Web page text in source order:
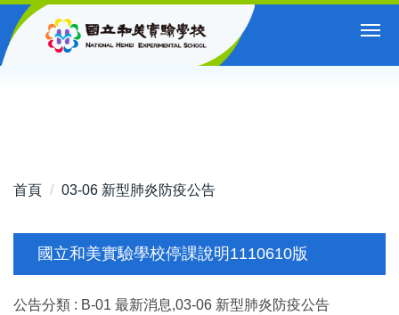
跳
到
首頁 03-06 新型肺炎防疫公告
國立和美實驗學校停課說明1110610版
公告分類 : B-01 最新消息,03-06 新型肺炎防疫公告